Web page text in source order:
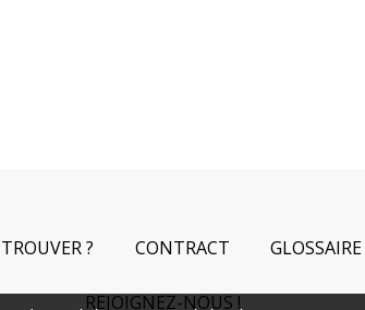
? CONTRACT GLOSSAIRE
REJOIGNEZ-NOUS !